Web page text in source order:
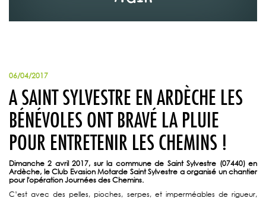
06/04/2017
A SAINT SYLVESTRE EN ARDÈCHE LES
BÉNÉVOLES ONT BRAVÉ LA PLUIE
POUR ENTRETENIR LES CHEMINS !
Dimanche 2 avril 2017, sur la commune de Saint Sylvestre (07440) en
Ardèche, le Club Evasion Motarde Saint Sylvestre a organisé un chantier
pour l'opération Journées des Chemins.
C’est avec des pelles, pioches, serpes, et imperméables de rigueur,